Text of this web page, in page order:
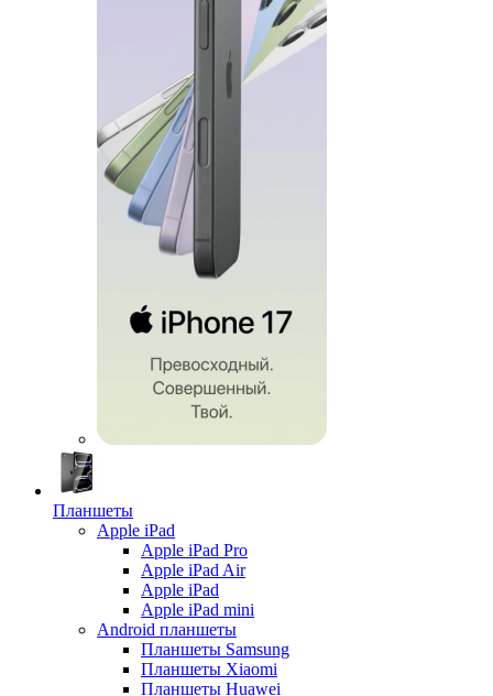
Планшеты
Apple iPad
Apple iPad Pro
Apple iPad Air
Apple iPad
Apple iPad mini
Android планшеты
Планшеты Samsung
Планшеты Xiaomi
Планшеты Huawei